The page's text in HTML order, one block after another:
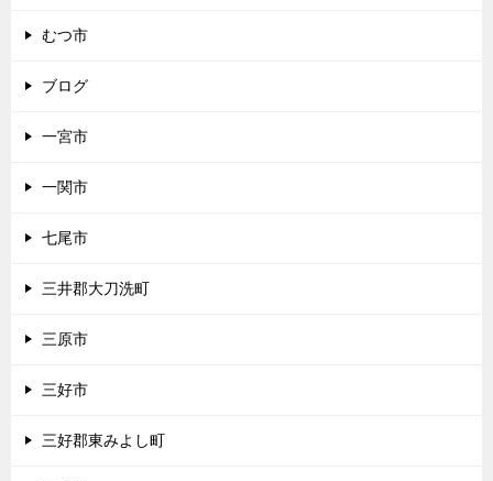
むつ市
ブログ
一宮市
一関市
七尾市
三井郡大刀洗町
三原市
三好市
三好郡東みよし町